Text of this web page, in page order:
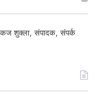
शुक्ला, संपादक, संपर्क